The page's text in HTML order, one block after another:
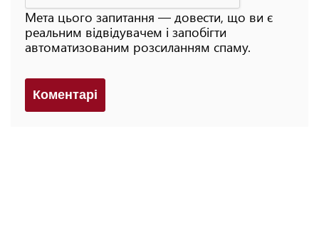
Мета цього запитання — довести, що ви є
реальним відвідувачем і запобігти
автоматизованим розсиланням спаму.
Коментарi